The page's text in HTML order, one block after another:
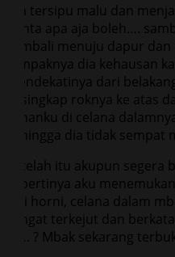
Dia tersipu malu dan
minta apa aja boleh….
kembali menuju dapur
tampaknya dia kehausan
mendekatinya dari
kusingkap roknya ke atas
kananku di celana
sehingga dia tidak sempat
Setelah itu akupun segera
sepertinya aku
lagi horni, celana dalam
sangat terkejut dan
si…. ? Mbak sekarang